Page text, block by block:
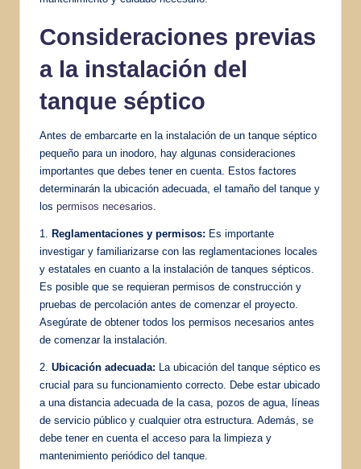
Consideraciones previas
a la instalación del
tanque séptico
Antes de embarcarte en la instalación de un tanque séptico
pequeño para un inodoro, hay algunas consideraciones
importantes que debes tener en cuenta. Estos factores
determinarán la ubicación adecuada, el tamaño del tanque y
los permisos necesarios
1. Reglamentaciones y permisos: Es importante
investigar y familiarizarse con las reglamentaciones locales
y estatales en cuanto a la instalación de tanques sépticos.
Es posible que se requieran permisos de construcción y
pruebas de percolación antes de comenzar el proyecto.
Asegúrate de obtener todos los permisos necesarios antes
de comenzar la instalación.
2. Ubicación adecuada: La ubicación del tanque séptico es
crucial para su funcionamiento correcto. Debe estar ubicado
a una distancia adecuada de la casa, pozos de agua, líneas
de servicio público y cualquier otra estructura. Además, se
debe tener en cuenta el acceso para la limpieza y
mantenimiento periódico del tanque.